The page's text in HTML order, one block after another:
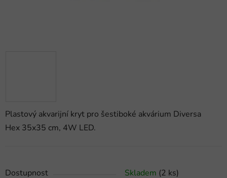
Plastový akvarijní kryt pro šestiboké akvárium Diversa
Hex 35x35 cm, 4W LED.
Dostupnost Skladem (2 ks)